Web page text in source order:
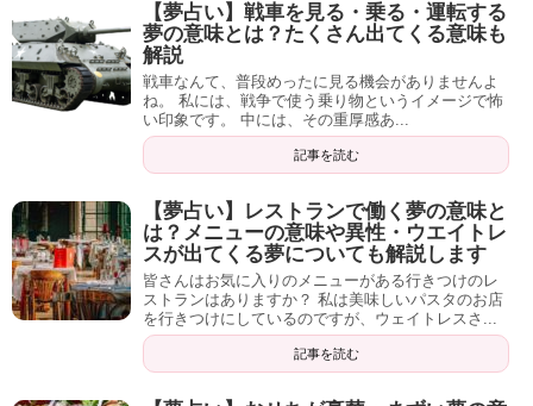
【夢占い】戦車を見る・乗る・運転する
夢の意味とは？たくさん出てくる意味も
解説
戦車なんて、普段めったに見る機会がありませんよ
ね。 私には、戦争で使う乗り物というイメージで怖
い印象です。 中には、その重厚感あ...
記事を読む
【夢占い】レストランで働く夢の意味と
は？メニューの意味や異性・ウエイトレ
スが出てくる夢についても解説します
皆さんはお気に入りのメニューがある行きつけのレ
ストランはありますか？ 私は美味しいパスタのお店
を行きつけにしているのですが、ウェイトレスさ...
記事を読む